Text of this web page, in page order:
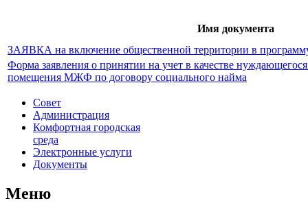
Имя документа
ЗАЯВКА на включение общественной территории в
Форма заявления о принятии на учет в качестве
помещения МЖФ по договору социального найма
Совет
Администрация
Комфортная городская
среда
Электронные услуги
Документы
Меню